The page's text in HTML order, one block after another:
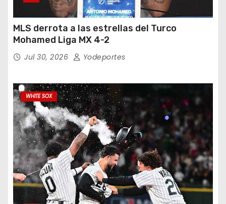
MLS derrota a las estrellas del Turco
Mohamed Liga MX 4-2
Jul 30, 2026 Yodeportes
WHITE SOX